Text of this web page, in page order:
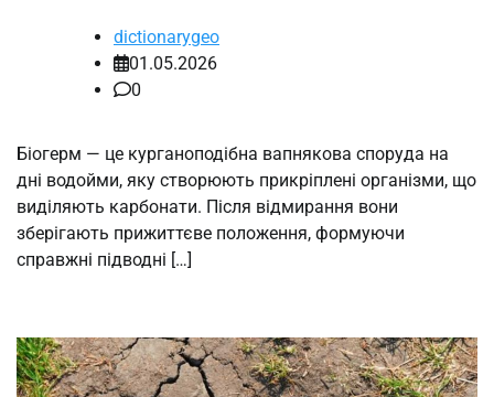
dictionarygeo
01.05.2026
0
Біогерм — це курганоподібна вапнякова споруда на
дні водойми, яку створюють прикріплені організми, що
виділяють карбонати. Після відмирання вони
зберігають прижиттєве положення, формуючи
справжні підводні […]